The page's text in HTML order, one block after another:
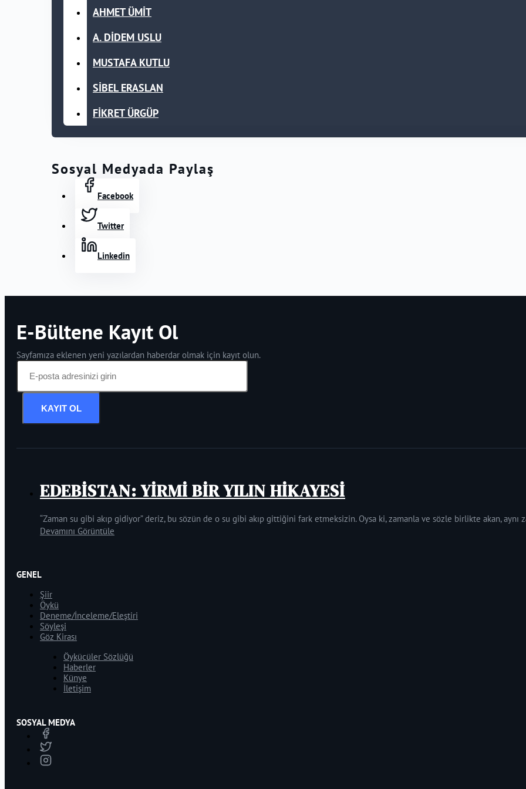
AHMET ÜMİT
A. DİDEM USLU
MUSTAFA KUTLU
SİBEL ERASLAN
FİKRET ÜRGÜP
Sosyal Medyada Paylaş
Facebook
Twitter
Linkedin
E-Bültene Kayıt Ol
Sayfamıza eklenen yeni yazılardan haberdar olmak için kayıt olun.
KAYIT OL
EDEBİSTAN: YİRMİ BİR YILIN HİKAYESİ
“Zaman su gibi akıp gidiyor” deriz, bu sözün de o su gibi akıp gittiğini fark etmeksizin. Oysa ki, zamanla ve sözle birlikte akan, aynı
Devamını Görüntüle
GENEL
Şiir
Öykü
Deneme/İnceleme/Eleştiri
Söyleşi
Göz Kirası
Öykücüler Sözlüğü
Haberler
Künye
İletişim
SOSYAL MEDYA